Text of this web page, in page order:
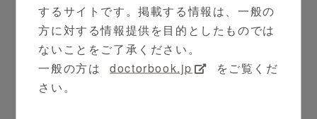
するサイトです。掲載する情報は、一般の
方に対する情報提供を目的としたものでは
ないことをご了承ください。
一般の方は
doctorbook.jp
をご覧くだ
さい。